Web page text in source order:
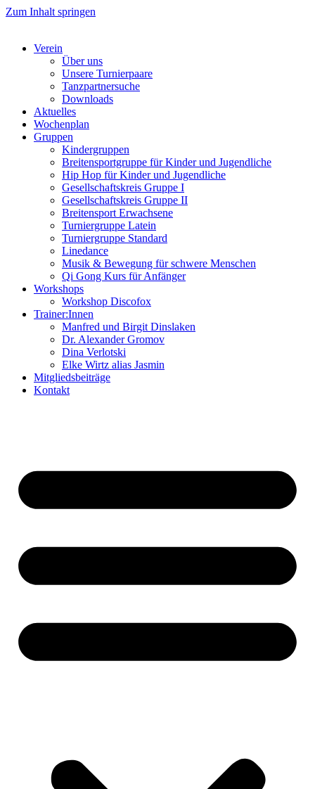
Zum Inhalt springen
Verein
Über uns
Unsere Turnierpaare
Tanzpartnersuche
Downloads
Aktuelles
Wochenplan
Gruppen
Kindergruppen
Breitensportgruppe für Kinder und Jugendliche
Hip Hop für Kinder und Jugendliche​
Gesellschaftskreis Gruppe I
Gesellschaftskreis Gruppe II
Breitensport Erwachsene
Turniergruppe Latein
Turniergruppe Standard
Linedance
Musik & Bewegung für schwere Menschen​
Qi Gong Kurs für Anfänger
Workshops
Workshop Discofox
Trainer:Innen
Manfred und Birgit Dinslaken
Dr. Alexander Gromov
Dina Verlotski
Elke Wirtz alias Jasmin
Mitgliedsbeiträge
Kontakt